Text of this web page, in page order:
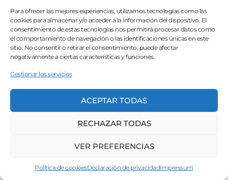
Para ofrecer las mejores experiencias, utilizamos tecnologías como las
cookies para almacenar y/o acceder a la información del dispositivo. El
consentimiento de estas tecnologías nos permitirá procesar datos como
el comportamiento de navegación o las identificaciones únicas en este
sitio. No consentir o retirar el consentimiento, puede afectar
negativamente a ciertas características y funciones.
Gestionar los servicios
ACEPTAR TODAS
RECHAZAR TODAS
VER PREFERENCIAS
Política de cookiesDeclaración de privacidadImpressum